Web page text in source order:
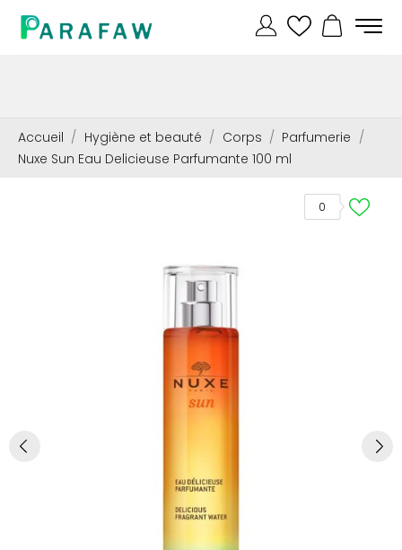
Accueil Hygiène et beauté Corps
Parfumerie
Nuxe Sun Eau Delicieuse Parfumante 100 ml
0